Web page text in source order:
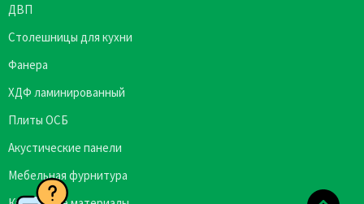
ДВП
Столешницы для кухни
Фанера
ХДФ ламинированный
Плиты ОСБ
Акустические панели
Мебельная фурнитура